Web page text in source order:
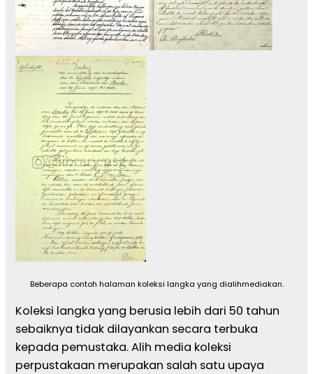
Beberapa contoh halaman koleksi langka yang dialihmediakan.
Koleksi langka yang berusia lebih dari 50 tahun
sebaiknya tidak dilayankan secara terbuka
kepada pemustaka. Alih media koleksi
perpustakaan merupakan salah satu upaya